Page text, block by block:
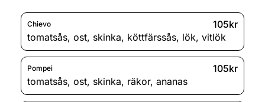
Chievo
105kr
tomatsås, ost, skinka, köttfärssås, lök, vitlök
Pompei
105kr
tomatsås, ost, skinka, räkor, ananas